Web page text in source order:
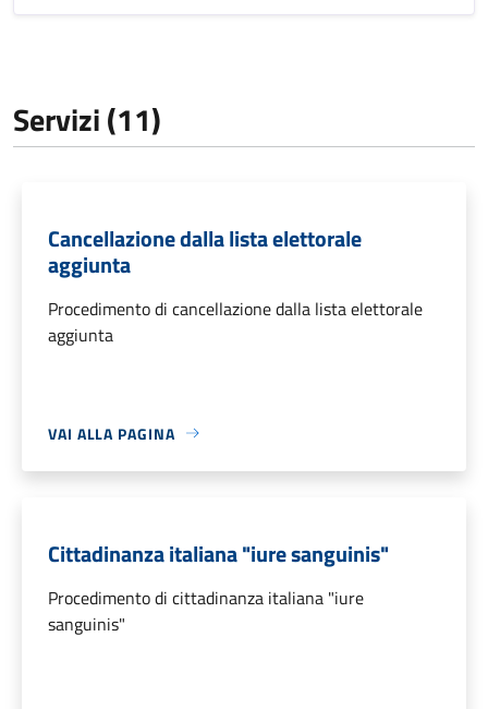
Servizi (11)
Cancellazione dalla lista elettorale
aggiunta
Procedimento di cancellazione dalla lista elettorale
aggiunta
VAI ALLA PAGINA
Cittadinanza italiana "iure sanguinis"
Procedimento di cittadinanza italiana "iure
sanguinis"